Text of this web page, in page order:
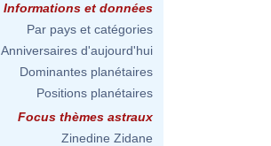
Informations et données
Par pays et catégories
Anniversaires d'aujourd'hui
Dominantes planétaires
Positions planétaires
Focus thèmes astraux
Zinedine Zidane